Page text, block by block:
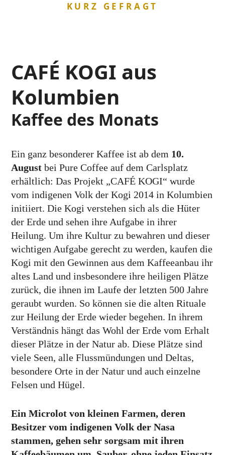
KURZ GEFRAGT
CAFÉ KOGI aus
Kolumbien
Kaffee des Monats
Ein ganz besonderer Kaffee ist ab dem 10.
August bei Pure Coffee auf dem Carls­platz
erhältlich: Das Projekt „CAFÉ KOGI“ wurde
vom indigenen Volk der Kogi 2014 in Kolum­bien
initiiert. Die Kogi ver­stehen sich als die Hüter
der Erde und sehen ihre Aufgabe in ihrer
Heilung. Um ihre Kultur zu bewahren und dieser
wichtigen Aufgabe gerecht zu werden, kaufen die
Kogi mit den Gewinnen aus dem Kaffee­anbau ihr
altes Land und ins­besondere ihre heiligen Plätze
zurück, die ihnen im Laufe der letzten 500 Jahre
geraubt wurden. So können sie die alten Rituale
zur Heilung der Erde wieder begehen. In ihrem
Ver­ständnis hängt das Wohl der Erde vom Erhalt
dieser Plätze in der Natur ab. Diese Plätze sind
viele Seen, alle Fluss­mündungen und Deltas,
besondere Orte in der Natur und auch einzelne
Felsen und Hügel.
Ein Microlot von kleinen Farmen, deren
Besitzer vom indigenen Volk der Nasa
stammen, gehen sehr sorgsam mit ihren